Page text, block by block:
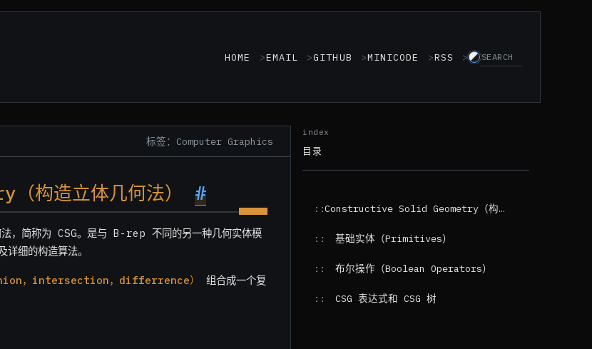
HOME EMAIL GITHUB MINICODE RSS
标签：Computer Graphics
造立体几何法） #
简称为 CSG。是与 B-rep 不同的另一种几何实体模
细的构造算法。
，intersection，differrence）
组合成一个复
目录
Constructive Solid Geometry（构造立体几何法）
基础实体（Primitives）
布尔操作（Boolean Operators）
CSG 表达式和 CSG 树